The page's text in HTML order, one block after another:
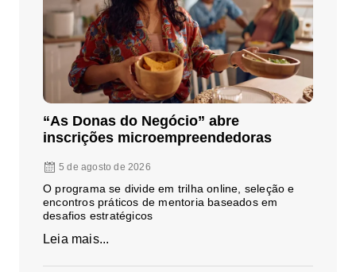
“As Donas do Negócio” abre
inscrições microempreendedoras
5 de agosto de 2026
O programa se divide em trilha online, seleção e
encontros práticos de mentoria baseados em
desafios estratégicos
Leia mais...